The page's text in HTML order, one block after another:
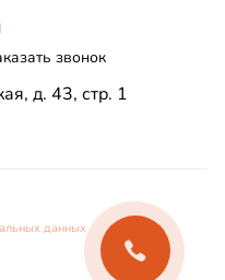
звонок
д. 43, стр. 1
данных